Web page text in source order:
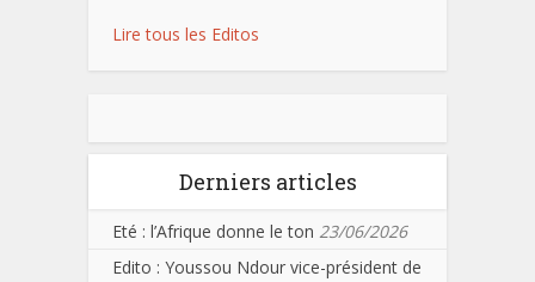
Lire tous les Editos
Derniers articles
Eté : l’Afrique donne le ton 23/06/2026
Edito : Youssou Ndour vice-président de